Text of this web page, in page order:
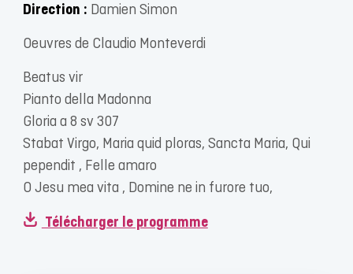
Direction : Damien Simon
Oeuvres de Claudio Monteverdi
Beatus vir
Pianto della Madonna
Gloria a 8 sv 307
Stabat Virgo, Maria quid ploras, Sancta Maria, Qui
pependit , Felle amaro
O Jesu mea vita , Domine ne in furore tuo,
Télécharger le programme